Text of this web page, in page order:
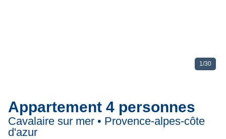
1/30
Appartement 4 personnes
Cavalaire sur mer • Provence-alpes-côte
d'azur